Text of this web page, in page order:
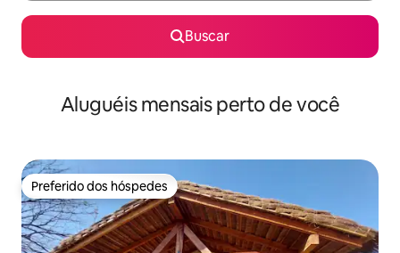
Buscar
Aluguéis mensais perto de você
Preferido dos hóspedes
Preferido dos hóspedes